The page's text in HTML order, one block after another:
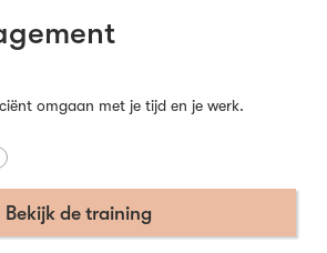
omgaan met je tijd en je werk.
Bekijk de training